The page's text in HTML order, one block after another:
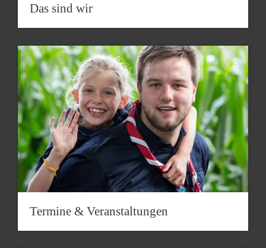
Das sind wir
Termine & Veranstaltungen